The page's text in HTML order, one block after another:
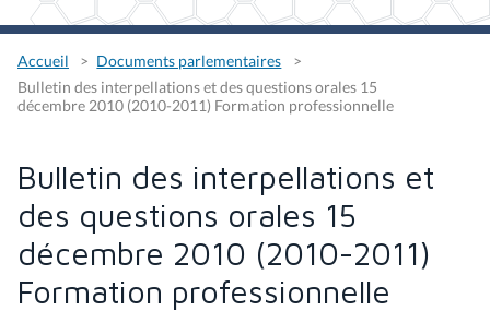
Accueil
Documents parlementaires
Bulletin des interpellations et des questions orales 15
décembre 2010 (2010-2011) Formation professionnelle
Bulletin des interpellations et
des questions orales 15
décembre 2010 (2010-2011)
Formation professionnelle